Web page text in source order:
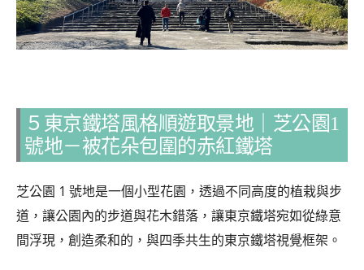
５東京鐵塔風格順遊取景地｜芝公園1
號地－被花朵包圍的赤紅鐵塔
芝公園 1 號地是一個小型花園，透過不同高度的植栽與步
道，讓公園內的步道與花木錯落，讓東京鐵塔宛如從綠意
間浮現，創造柔和的，與四季共生的東京鐵塔視覺框架。